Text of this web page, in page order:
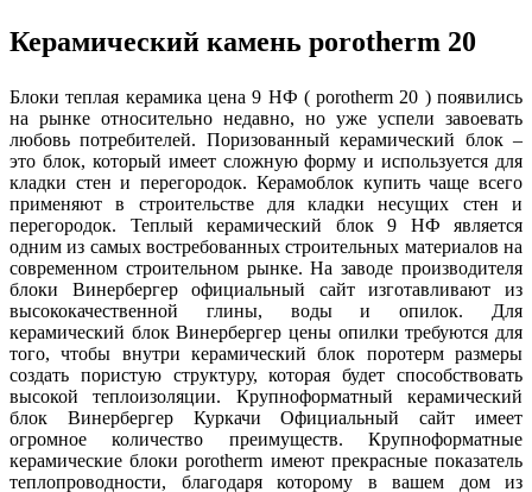
Керамический камень porotherm 20
Блоки теплая керамика цена 9 НФ ( porotherm 20 ) появились
на рынке относительно недавно, но уже успели завоевать
любовь потребителей. Поризованный керамический блок –
это блок, который имеет сложную форму и используется для
кладки стен и перегородок. Керамоблок купить чаще всего
применяют в строительстве для кладки несущих стен и
перегородок. Теплый керамический блок 9 НФ является
одним из самых востребованных строительных материалов на
современном строительном рынке. На заводе производителя
блоки Винербергер официальный сайт изготавливают из
высококачественной глины, воды и опилок. Для
керамический блок Винербергер цены опилки требуются для
того, чтобы внутри керамический блок поротерм размеры
создать пористую структуру, которая будет способствовать
высокой теплоизоляции. Крупноформатный керамический
блок Винербергер Куркачи Официальный сайт имеет
огромное количество преимуществ. Крупноформатные
керамические блоки porotherm имеют прекрасные показатель
теплопроводности, благодаря которому в вашем дом из